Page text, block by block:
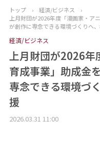
ニュース
おすすめコンテンツ
出版物
会社概要
トップ › 経済/ビジネス
›
上月財団が2026年度「漫画家・
が創作に専念できる環境づくりへ
経済/ビジネス
上月財団が2026年
育成事業」助成金
専念できる環境づ
援
2026.03.31 11:00